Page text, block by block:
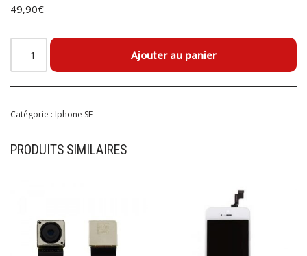
49,90€
Ajouter au panier
Catégorie : Iphone SE
PRODUITS SIMILAIRES